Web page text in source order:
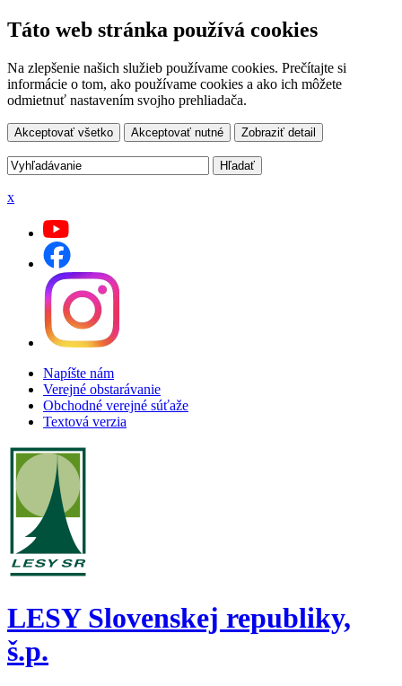
Táto web stránka používá cookies
Na zlepšenie našich služieb používame cookies. Prečítajte si
informácie o tom, ako používame cookies a ako ich môžete
odmietnuť nastavením svojho prehliadača.
Akceptovať všetko Akceptovať nutné Zobraziť detail
x
Napíšte nám
Verejné obstarávanie
Obchodné verejné súťaže
Textová verzia
LESY Slovenskej republiky,
š.p.